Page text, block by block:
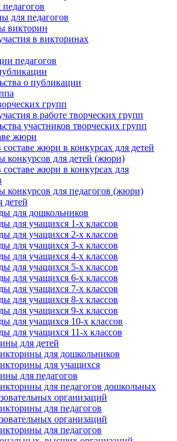
для педагогов
викторин
в викторинах
педагогов
о публикации
групп
в работе творческих групп
участников творческих групп
жюри
составе жюри в конкурсах для детей
конкурсов для детей (жюри)
составе жюри в конкурсах для
конкурсов для педагогов (жюри)
для дошкольников
для учащихся 1-х классов
для учащихся 2-х классов
для учащихся 3-х классов
для учащихся 4-х классов
для учащихся 5-х классов
для учащихся 6-х классов
для учащихся 7-х классов
для учащихся 8-х классов
для учащихся 9-х классов
для учащихся 10-х классов
для учащихся 11-х классов
для детей
для дошкольников
для учащихся
для педагогов
для педагогов дошкольных
организаций
для педагогов
организаций
для педагогов
Подписаться
вы даете согласие на обработку своих
данных согласно 152-ФЗ.Подробнее